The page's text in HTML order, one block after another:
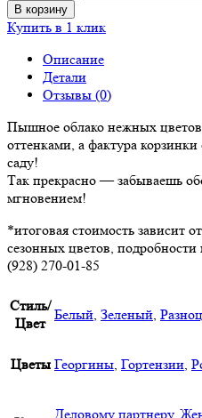
В корзину
Купить в 1 клик
Описание
Детали
Отзывы (0)
Пышное облако нежных
оттенками, а фактура
саду!
Так прекрасно — забываешь
мгновением!
*итоговая стоимость зависит
сезонных цветов,
(928) 270-01-85
Стиль/
Цвет
Белый, Зеленый,
Цветы Георгины, Гортензии,
Деловому партнеру,